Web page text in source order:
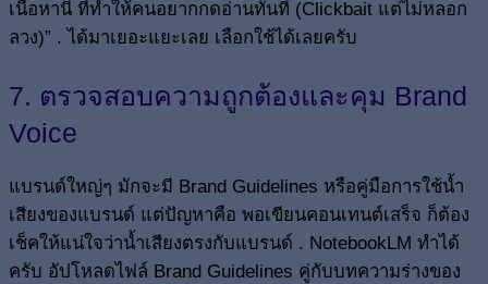
เนื้อหานี้ ที่ทำให้คนอยากกดอ่านทันที (Clickbait แต่ไม่หลอก
ลวง)” . ได้มาเยอะแยะเลย เลือกใช้ได้เลยครับ
7. ตรวจสอบความถูกต้องและคุม Brand
Voice
แบรนด์ใหญ่ๆ มักจะมี Brand Guidelines หรือคู่มือการใช้น้ำ
เสียงของแบรนด์ แต่ปัญหาคือ พอเขียนคอนเทนต์เสร็จ ก็ต้อง
เช็คให้แน่ใจว่าน้ำเสียงตรงกับแบรนด์ . NotebookLM ทำได้
ครับ อัปโหลดไฟล์ Brand Guidelines คู่กับบทความร่างของ